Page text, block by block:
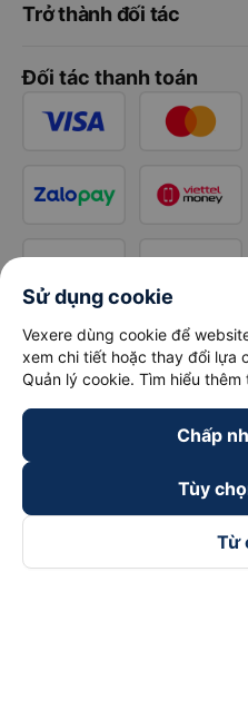
Trở thành đối tác
Đối tác thanh toán
Sử dụng cookie
Vexere dùng cookie để
xem chi tiết hoặc thay đổi lựa
Quản lý cookie. Tìm hiểu thêm
Chấp
Tùy
Từ